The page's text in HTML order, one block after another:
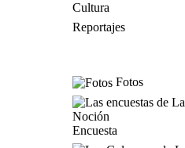
Cultura
Reportajes
Fotos
Encuesta